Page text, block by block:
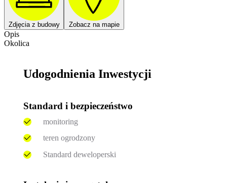
Zdjęcia z budowy Zobacz na mapie
Opis
Okolica
Udogodnienia Inwestycji
Standard i bezpieczeństwo
monitoring
teren ogrodzony
Standard deweloperski